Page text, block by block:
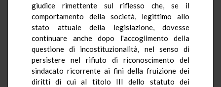
giudice rimettente sul riflesso che, se il
comportamento della società, legittimo allo
stato attuale della legislazione, dovesse
continuare anche dopo l'accoglimento della
questione di incostituzionalità, nel senso di
persistere nel rifiuto di riconoscimento del
sindacato ricorrente ai fini della fruizione dei
diritti di cui al titolo III dello statuto dei